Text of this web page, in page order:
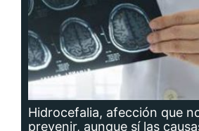
Hidrocefalia, afección que
prevenir, aunque sí las